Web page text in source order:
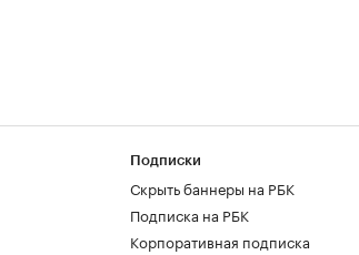
Подписки
Скрыть баннеры на РБК
Подписка на РБК
Корпоративная подписка